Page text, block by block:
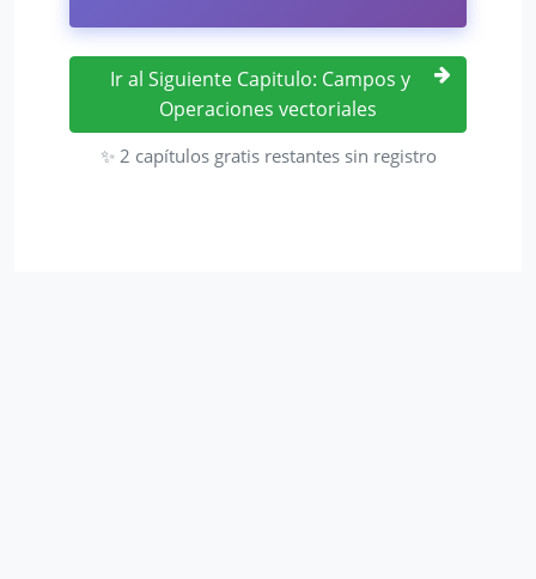
Ir al Siguiente Capitulo: Campos y
Operaciones vectoriales
✨ 2 capítulos gratis restantes sin registro